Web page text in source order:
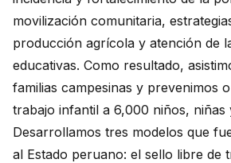
movilización comunitaria,
producción agrícola y atención de
educativas. Como resultado,
familias campesinas y prevenimos
trabajo infantil a 6,000 niños, niñas
Desarrollamos tres modelos que
al Estado peruano: el sello libre de